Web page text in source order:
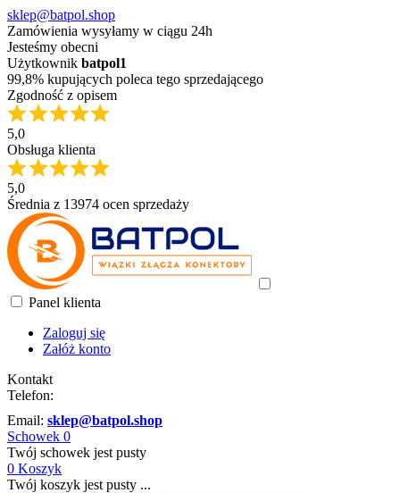
sklep@batpol.shop
Zamówienia wysyłamy w ciągu 24h
Jesteśmy obecni
Użytkownik batpol1
99,8% kupujących poleca tego sprzedającego
Zgodność z opisem
5,0
Obsługa klienta
5,0
Średnia z 13974 ocen sprzedaży
Panel klienta
Zaloguj się
Załóż konto
Kontakt
Telefon:
Email: sklep@batpol.shop
Schowek 0
Twój schowek jest pusty
0 Koszyk
Twój koszyk jest pusty ...